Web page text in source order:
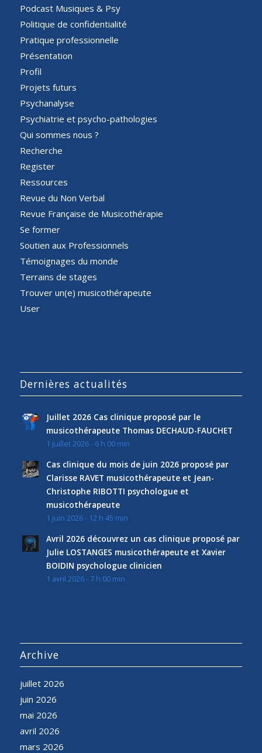
Podcast Musiques & Psy
Politique de confidentialité
Pratique professionnelle
Présentation
Profil
Projets futurs
Psychanalyse
Psychiatrie et psycho-pathologies
Qui sommes nous ?
Recherche
Register
Ressources
Revue du Non Verbal
Revue Française de Musicothérapie
Se former
Soutien aux Professionnels
Témoignages du monde
Terrains de stages
Trouver un(e) musicothérapeute
User
Dernières actualités
Juillet 2026 Cas clinique proposé par le
musicothérapeute Thomas DECHAUD-FAUCHET
1 juillet 2026 - 6 h 00 min
Cas clinique du mois de juin 2026 proposé par
Clarisse RAVET musicothérapeute et Jean-
Christophe RIBOTTI psychologue et
musicothérapeute
1 juin 2026 - 12 h 45 min
Avril 2026 découvrez un cas clinique proposé par
Julie LOSTANGES musicothérapeute et Xavier
BOIDIN psychologue clinicien
1 avril 2026 - 7 h 00 min
Archive
juillet 2026
juin 2026
mai 2026
avril 2026
mars 2026